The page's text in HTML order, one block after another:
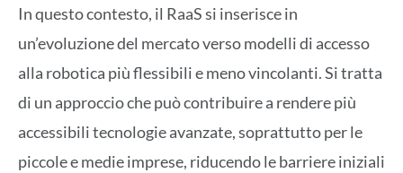
In questo contesto, il RaaS si inserisce in
un’evoluzione del mercato verso modelli di accesso
alla robotica più flessibili e meno vincolanti. Si tratta
di un approccio che può contribuire a rendere più
accessibili tecnologie avanzate, soprattutto per le
piccole e medie imprese, riducendo le barriere iniziali